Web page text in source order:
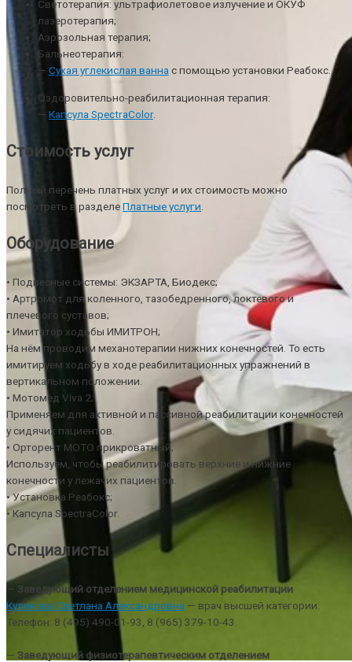
Светотерапия: ультрафиолетовое излучение и ОКУФ
лазеротерапия;
Аэрозольная терапия;
Бальнеотерапия:
— Сухая углекислая ванна с помощью установки Реабокс.
Оздоровительно-реабилитационная терапия:
— Капсула SpectraColor.
Стоимость услуг
Полный перечень платных услуг и их стоимость можно
посмотреть в разделеПлатные услуги
Оборудование
• Подвесные системы: ЭКЗАРТА, Биодекс;
• Артромот для коленного, тазобедренного, локтевого и
плечевого суставов;
• Имитатор ходьбы ИМИТРОН;
На нём проводим механотерапии нижних конечностей. То есть
имитируем ходьбу в ходе реабилитационных упражнений в
вертикальном положении.
• Мотомед Viva 2;
Применяем для активной и пассивной реабилитации конечностей
у сидячих пациентов.
• Орторент МОТО прикроватный;
Используем, чтобы реабилитировать верхние и нижние
конечности у лежачих пациентов.
• Установка Реабокс;
• Капсула SpectraColor.
Специалисты
— Заведующий отделением медицинской реабилитации
Куликова Светлана Александровна — врач высшей категории.
Телефон: 8 (495) 490-01-93, 8 (965) 379-10-43.
— Заведующий физиотерапевтическим отделением